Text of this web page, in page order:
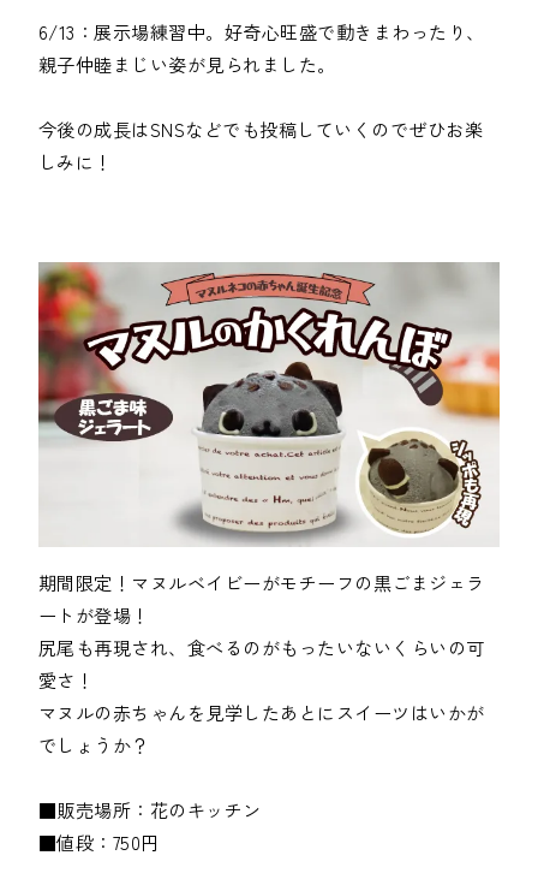
6/13：展示場練習中。好奇心旺盛で動きまわったり、
親子仲睦まじい姿が見られました。
今後の成長はSNSなどでも投稿していくのでぜひお楽
しみに！
期間限定！マヌルベイビーがモチーフの黒ごまジェラ
ートが登場！
尻尾も再現され、食べるのがもったいないくらいの可
愛さ！
マヌルの赤ちゃんを見学したあとにスイーツはいかが
でしょうか？
■販売場所：花のキッチン
■値段：750円